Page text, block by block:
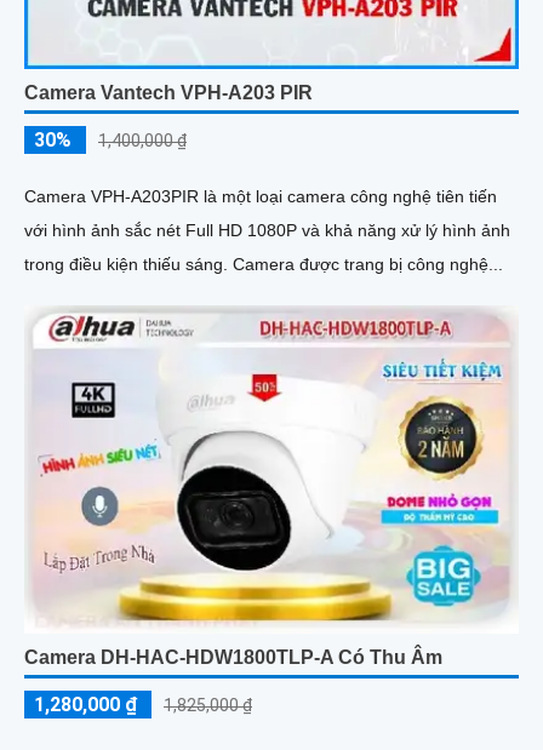
Camera Vantech VPH-A203 PIR
30% 1,400,000 ₫
Camera VPH-A203PIR là một loại camera công nghệ tiên tiến
với hình ảnh sắc nét Full HD 1080P và khả năng xử lý hình ảnh
trong điều kiện thiếu sáng. Camera được trang bị công nghệ...
Camera DH-HAC-HDW1800TLP-A Có Thu Âm
1,280,000 ₫ 1,825,000 ₫